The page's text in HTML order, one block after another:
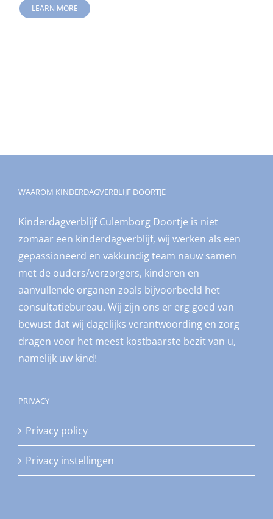
LEARN MORE
WAAROM KINDERDAGVERBLIJF DOORTJE
Kinderdagverblijf Culemborg Doortje is niet
zomaar een kinderdagverblijf, wij werken als een
gepassioneerd en vakkundig team nauw samen
met de ouders/verzorgers, kinderen en
aanvullende organen zoals bijvoorbeeld het
consultatiebureau. Wij zijn ons er erg goed van
bewust dat wij dagelijks verantwoording en zorg
dragen voor het meest kostbaarste bezit van u,
namelijk uw kind!
PRIVACY
Privacy policy
Privacy instellingen